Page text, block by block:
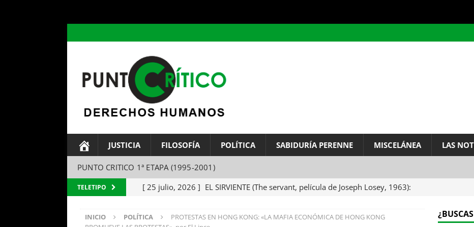
JUSTICIA FILOSOFÍA POLÍTICA SABIDURÍA PERENNE MISCELÁNEA LAS
PUNTO CRITICO 1ª ETAPA (1995-2001)
TELETIPO [ 25 julio, 2026 ] EL SIRVIENTE (The servant, película de Joseph Losey, 1963):
[ 24 julio, 2026 ] EL TEMA DEL INFINITO, por Baruch de Spinoza (Carta de
INICIO POLÍTICA
PROTESTAS EN HONG KONG: «LA MAFIA ECONÓMICA DE HONG KONG